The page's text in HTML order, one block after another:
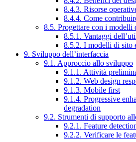
8.4.3. Risorse
8.4.4. Come
8.5. Progettare con i modelli
8.5.1. Vantaggi
8.5.2. I modelli di sito
9. Sviluppo dell’interfaccia
9.1. Approccio allo sviluppo
9.1.1. Attività
9.1.2. Web design
9.1.3. Mobile first
9.1.4. Progressive
degradation
9.2. Strumenti di supporto
9.2.1. Feature
9.2.2. Verificare le